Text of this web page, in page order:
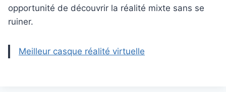
opportunité de découvrir la réalité mixte sans se
ruiner.
Meilleur casque réalité virtuelle